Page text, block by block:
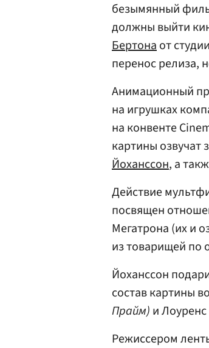
безымянный
должны выйти
Бертонаот
перенос релиза,
Анимационный
на игрушках
на конвенте
картины озвучат
Йоханссон, а
Действие
посвящен
Мегатрона (их и
из товарищей по
Йоханссон
состав картины
Прайм) и
Режиссером